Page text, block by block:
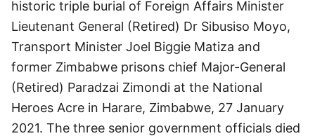
historic triple burial of Foreign Affairs Minister
Lieutenant General (Retired) Dr Sibusiso Moyo,
Transport Minister Joel Biggie Matiza and
former Zimbabwe prisons chief Major-General
(Retired) Paradzai Zimondi at the National
Heroes Acre in Harare, Zimbabwe, 27 January
2021. The three senior government officials died